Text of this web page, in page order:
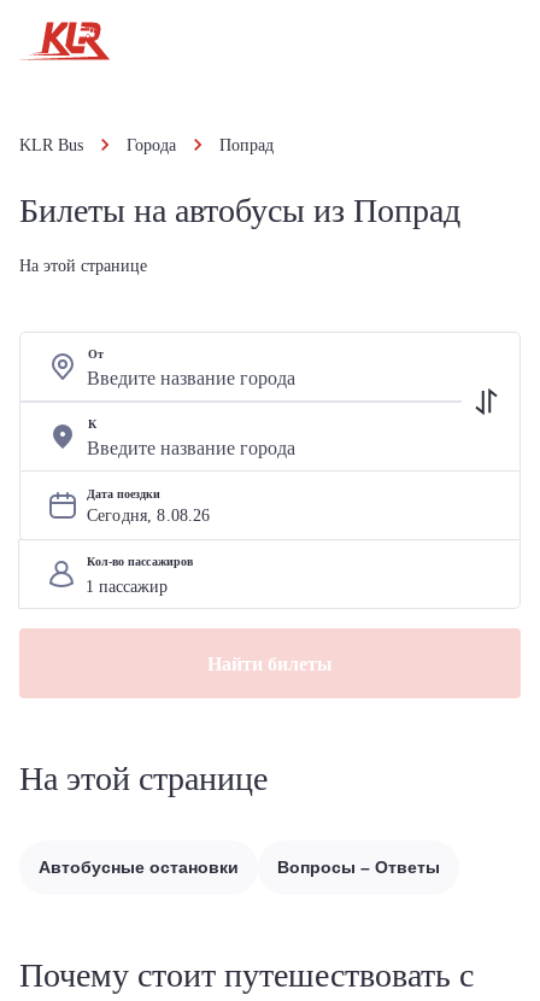
KLR Bus Города Попрад
Билеты на автобусы из Попрад
На этой странице
От
К
Дата поездки
Сегодня, 8.08.26
Кол-во пассажиров
Найти билеты
На этой странице
Автобусные остановки Вопросы – Ответы
Почему стоит путешествовать с